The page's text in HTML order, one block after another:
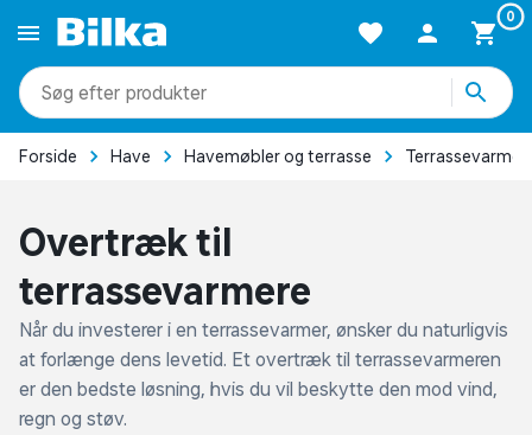
0
produkter
kategorier
mere end 51.000 varer
Terrassevarmere Tilbehør og overtræk til terrassevarmere
Overtræk til
terrassevarmere
Når du investerer i en terrassevarmer, ønsker du naturligvis
at forlænge dens levetid. Et overtræk til terrassevarmeren
er den bedste løsning, hvis du vil beskytte den mod vind,
regn og støv.